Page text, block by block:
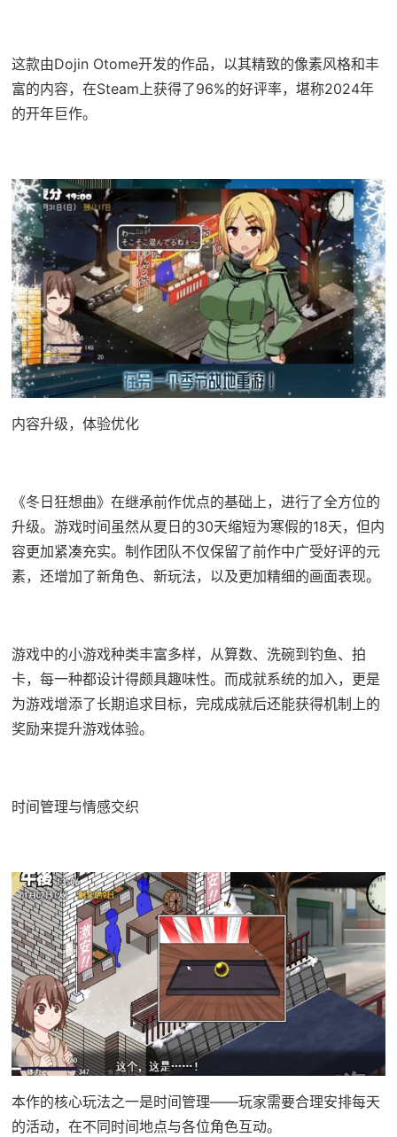
这款由Dojin Otome开发的作品，以其精致的像素风格和丰
富的内容，在Steam上获得了​​96%的好评率​​，堪称2024年
的开年巨作。
内容升级，体验优化
《冬日狂想曲》在继承前作优点的基础上，进行了全方位的
升级。游戏时间虽然从夏日的30天缩短为寒假的18天，但内
容更加紧凑充实。制作团队不仅保留了前作中广受好评的元
素，还增加了​​新角色、新玩法​​，以及更加精细的画面表现。
游戏中的小游戏种类丰富多样，从算数、洗碗到钓鱼、拍
卡，每一种都设计得颇具趣味性。而​​成就系统的加入​​，更是
为游戏增添了长期追求目标，完成成就后还能获得机制上的
奖励来提升游戏体验。
时间管理与情感交织
本作的核心玩法之一是时间管理——玩家需要合理安排每天
的活动，在不同时间地点与各位角色互动。